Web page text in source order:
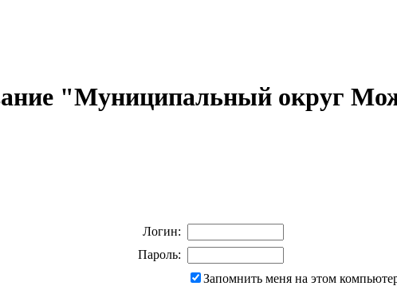
"Муниципальный округ
Логин:
Пароль:
Запомнить меня на этом